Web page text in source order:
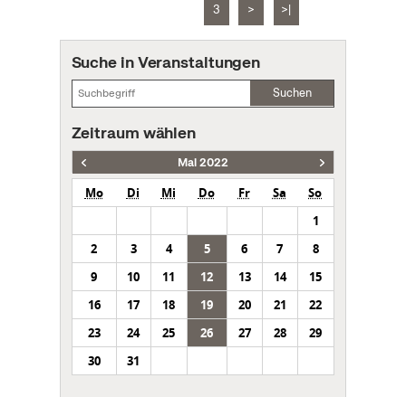
3 > >|
Suche in Veranstaltungen
Suchen
Zeitraum wählen
Mai 2022
Mo Di Mi Do Fr Sa
So
1
2
3 4 5 6 7
8
9
10 11 12 13 14
15
16
17 18 19 20 21
22
23
24 25 26 27 28
29
30
31